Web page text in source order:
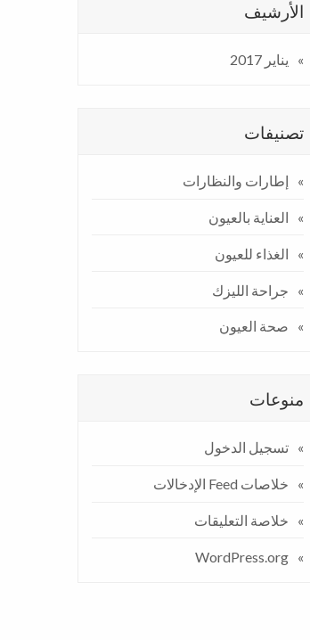
الأرشيف
يناير 2017
تصنيفات
إطارات والنظارات
العناية بالعيون
الغذاء للعيون
جراحة الليزك
صحة العيون
منوعات
تسجيل الدخول
خلاصات Feed الإدخالات
خلاصة التعليقات
WordPress.org